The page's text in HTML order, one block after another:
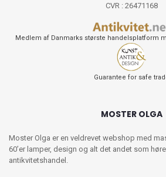
CVR : 26471168
Medlem af Danmarks største handelsplatform
Guarantee for safe
MOSTER OLGA
Moster Olga er en veldrevet webshop med
60’er lamper, design og alt det andet som
antikvitetshandel.